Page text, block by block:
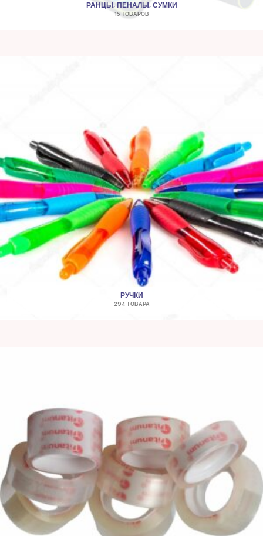
РАНЦЫ, ПЕНАЛЫ, СУМКИ
15 ТОВАРОВ
РУЧКИ
294 ТОВАРА